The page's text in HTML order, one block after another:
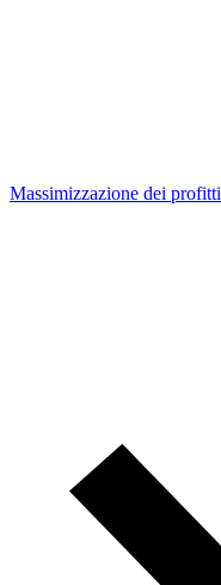
Massimizzazione dei profitti